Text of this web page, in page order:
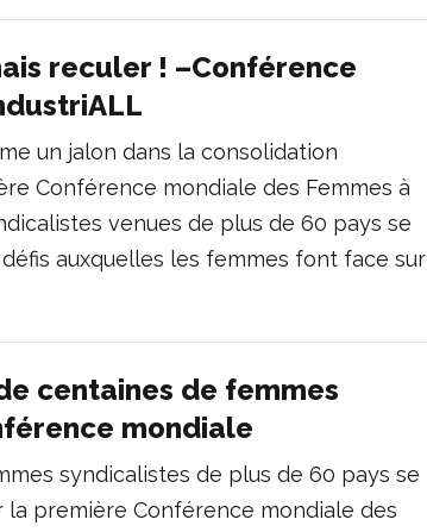
reculer ! –Conférence
un jalon dans la consolidation
Conférence mondiale des Femmes à
venues de plus de 60 pays se
auxquelles les femmes font face sur
centaines de femmes
mondiale
syndicalistes de plus de 60 pays se
première Conférence mondiale des